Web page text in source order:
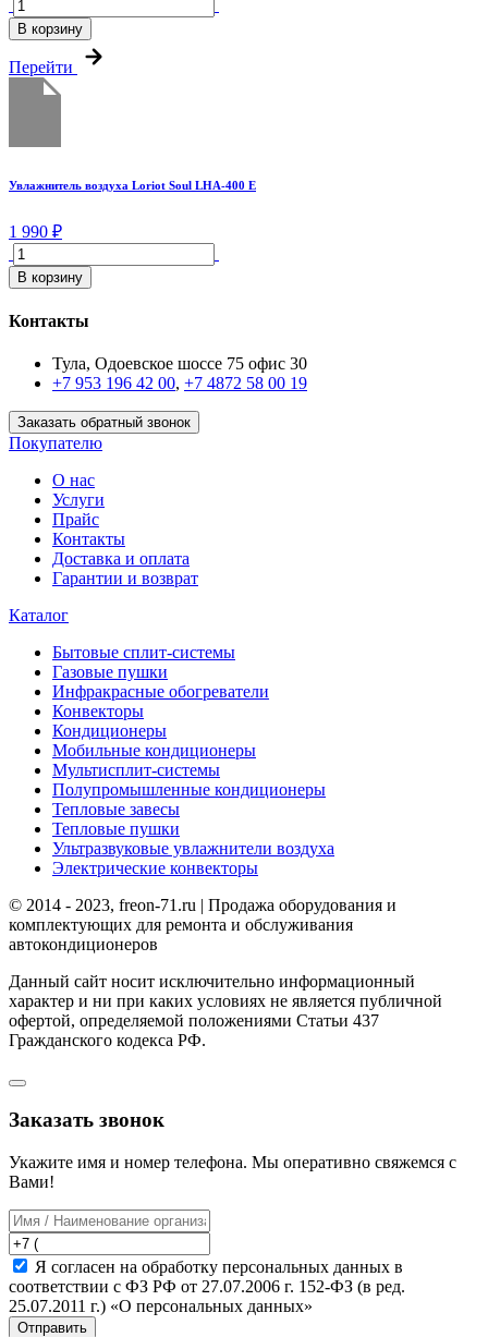
В корзину
Перейти
Увлажнитель воздуха Loriot Soul LHA-400 E
1 990 ₽
В корзину
Контакты
Тула, Одоевское шоссе 75 офис 30
+7 953 196 42 00, +7 4872 58 00 19
Заказать обратный звонок
Покупателю
О нас
Услуги
Прайс
Контакты
Доставка и оплата
Гарантии и возврат
Каталог
Бытовые сплит-системы
Газовые пушки
Инфракрасные обогреватели
Конвекторы
Кондиционеры
Мобильные кондиционеры
Мультисплит-системы
Полупромышленные кондиционеры
Тепловые завесы
Тепловые пушки
Ультразвуковые увлажнители воздуха
Электрические конвекторы
© 2014 - 2023, freon-71.ru | Продажа оборудования и
комплектующих для ремонта и обслуживания
автокондиционеров
Данный сайт носит исключительно информационный
характер и ни при каких условиях не является публичной
офертой, определяемой положениями Статьи 437
Гражданского кодекса РФ.
Заказать звонок
Укажите имя и номер телефона. Мы оперативно свяжемся с
Вами!
Я согласен на обработку персональных данных в
соответствии с ФЗ РФ от 27.07.2006 г. 152-ФЗ (в ред.
25.07.2011 г.) «О персональных данных»
Отправить